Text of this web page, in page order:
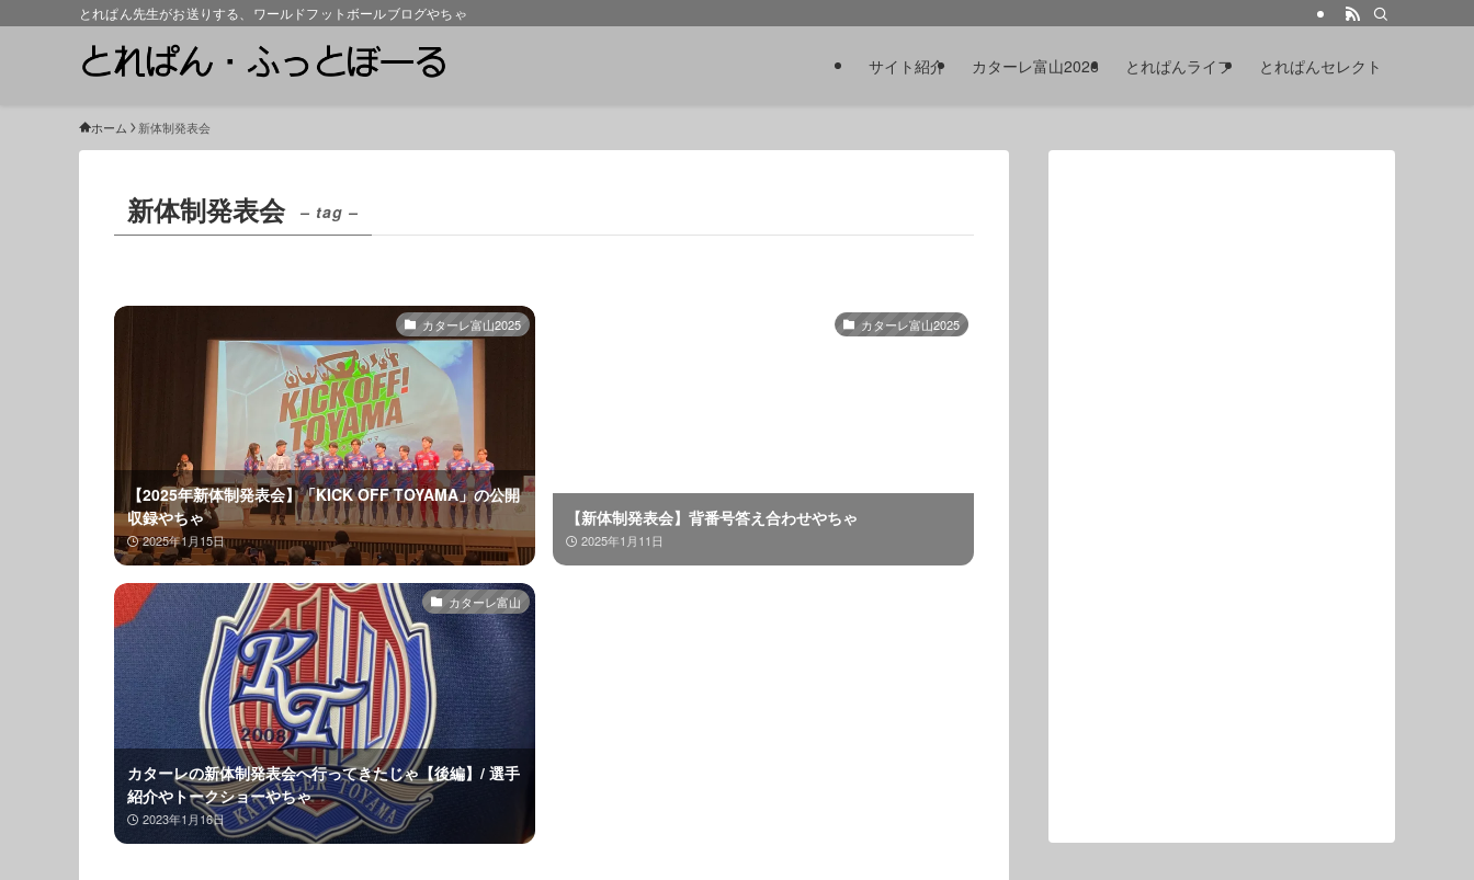
とれぱん先生がお送りする、ワールドフットボールブログやちゃ
サイト紹介 カターレ富山2026 とれぱんライフ とれぱんセレクト
ホーム 新体制発表会
新体制発表会 – tag –
カターレ富山2025
【2025年新体制発表会】「KICK OFF TOYAMA」の公開
収録やちゃ
2025年1月15日
カターレ富山2025
【新体制発表会】背番号答え合わせやちゃ
2025年1月11日
カターレ富山
カターレの新体制発表会へ行ってきたじゃ【後編】/ 選手
紹介やトークショーやちゃ
2023年1月16日